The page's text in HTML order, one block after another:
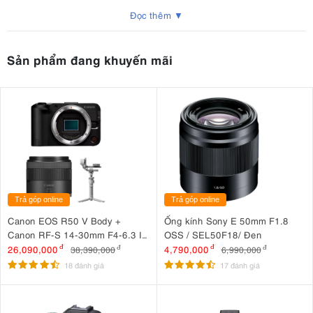
hành động không giới hạn chỉ bằng một lần nhấn. Có kết nối USB
Type C giúp bạn dễ dàng kết nối và làm việc hiệu quả.
Elgato Stream Deck MK.2: Người bạn đồng hành không thể thiếu
nhữngai theo đuổi sự nghiệp streamer chuyên nghiệp
Đọc thêm ▼
Sản phẩm đang khuyến mãi
Trả góp online
Canon EOS R50 V Body +
Canon RF-S 14-30mm F4-6.3 IS
STM PZ + DJI RS 4 Mini
26,090,000 đ 38,390,000đ
18 đánh giá
Trả góp online
Ống kính Sony E 50mm F1.8
OSS / SEL50F18/ Đen
4,790,000 đ 6,990,000 đ
17 đánh giá